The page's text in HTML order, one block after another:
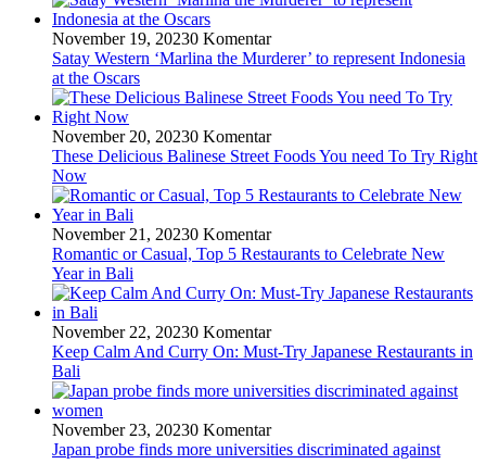
November 19, 20230 Komentar
Satay Western ‘Marlina the Murderer’ to represent Indonesia
at the Oscars
November 20, 20230 Komentar
These Delicious Balinese Street Foods You need To Try Right
Now
November 21, 20230 Komentar
Romantic or Casual, Top 5 Restaurants to Celebrate New
Year in Bali
November 22, 20230 Komentar
Keep Calm And Curry On: Must-Try Japanese Restaurants in
Bali
November 23, 20230 Komentar
Japan probe finds more universities discriminated against